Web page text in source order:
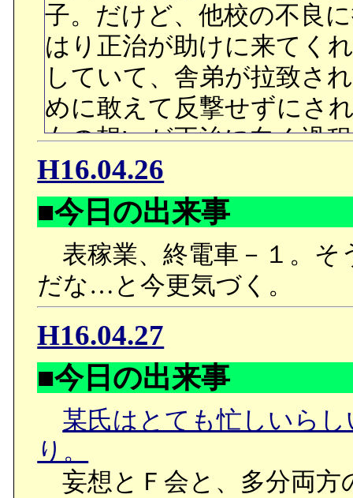
またまた細かいところ
ックがフォン・ブラウン
の風車になったり、ロッ
ラーエンジンの事故から
いところが色々と。人の
■ありがとう、またね
チェンシン「好きだった
クレア「まさか。大嫌い
りかざして、頑張るだけ
課に回されてね、彼女の
チェンシン「怒ったり悲
人が気になるからだよ」
●キリヤはベローネ学園
れましたか。爽やかなイ
づかみ。だけど彼のこと
リヤの方が頬を赤らめた
に。でも本作って、敵キ
ので、この恋心（私的に
のか、それともスルーさ
視したい。
子。だけど、他校の不良
はり正治が助けに来てく
していて、舎弟が拉致さ
めに敢えて反撃せずにさ
女の想いが正治に向く過
●せっかく正治の側に居
に、元に戻ってしまった
の本体と向き合うことを
が自分と付き合ってくれ
見聞きした筈なのに、ど
たいと思わないのか（最
くもなるのだが、それを
てしまうので。
●前回に続き、今回は美
え、何で裸で寝かせてる
H16.04.26
■今日の出来事
表稼業、終電車－１。そ
だな…と今更気づく。
H16.04.27
■今日の出来事
某氏はとても忙しいら
り。
妄想とＦ会と、多分両方